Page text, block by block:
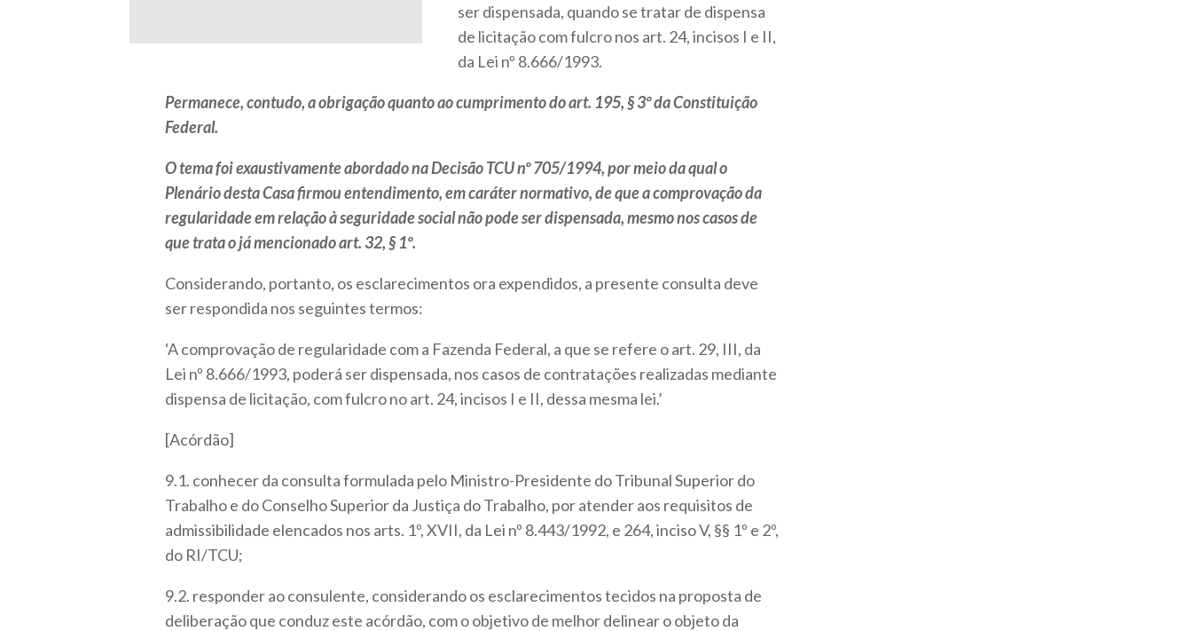
ser dispensada, quando se tratar de dispensa
de licitação com fulcro nos art. 24, incisos I e II,
da Lei nº 8.666/1993.
Permanece, contudo, a obrigação quanto ao cumprimento do art. 195, § 3º da Constituição
Federal.
O tema foi exaustivamente abordado na Decisão TCU nº 705/1994, por meio da qual o
Plenário desta Casa firmou entendimento, em caráter normativo, de que a comprovação da
regularidade em relação à seguridade social não pode ser dispensada, mesmo nos casos de
que trata o já mencionado art. 32, § 1º.
Considerando, portanto, os esclarecimentos ora expendidos, a presente consulta deve
ser respondida nos seguintes termos:
‘A comprovação de regularidade com a Fazenda Federal, a que se refere o art. 29, III, da
Lei nº 8.666/1993, poderá ser dispensada, nos casos de contratações realizadas mediante
dispensa de licitação, com fulcro no art. 24, incisos I e II, dessa mesma lei.’
[Acórdão]
9.1. conhecer da consulta formulada pelo Ministro-Presidente do Tribunal Superior do
Trabalho e do Conselho Superior da Justiça do Trabalho, por atender aos requisitos de
admissibilidade elencados nos arts. 1º, XVII, da Lei nº 8.443/1992, e 264, inciso V, §§ 1º e 2º,
do RI/TCU;
9.2. responder ao consulente, considerando os esclarecimentos tecidos na proposta de
deliberação que conduz este acórdão, com o objetivo de melhor delinear o objeto da